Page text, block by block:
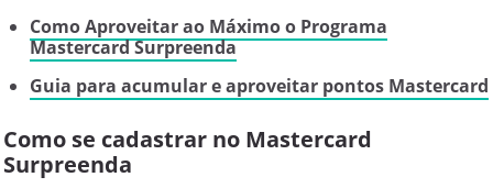
Como Aproveitar ao Máximo o Programa
Mastercard Surpreenda
Guia para acumular e aproveitar pontos Mastercard
Como se cadastrar no Mastercard
Surpreenda